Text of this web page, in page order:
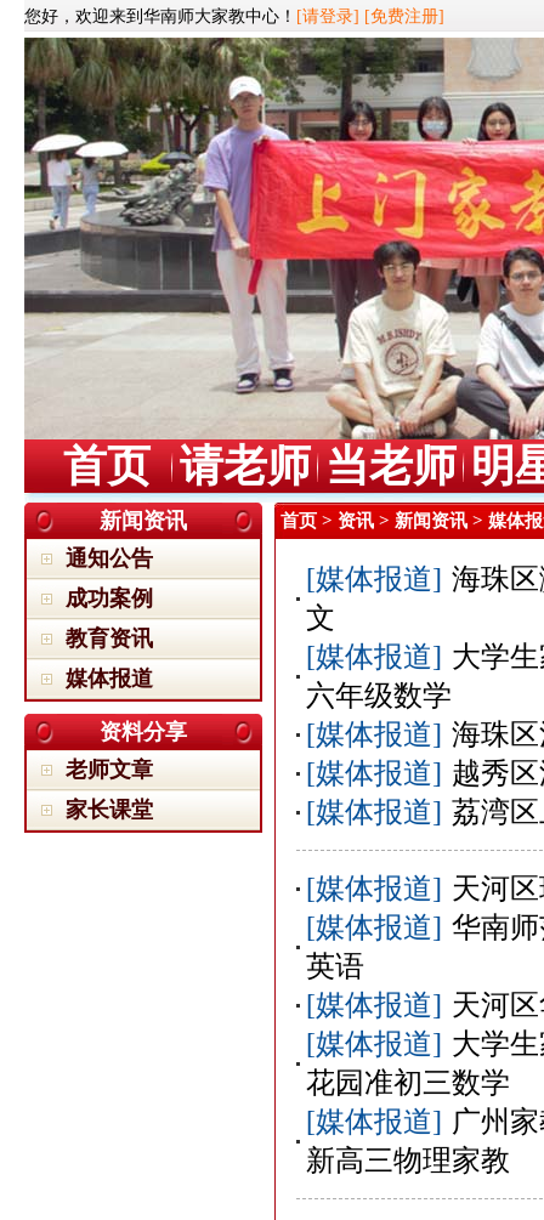
您好，欢迎来到华南师大家教中心！ [请登录] [免费注册]
首页 请老师 当老师 明
新闻资讯
通知公告
成功案例
教育资讯
媒体报道
资料分享
老师文章
家长课堂
首页 > 资讯 > 新闻资讯 > 媒体
[媒体报道] 海珠
文
[媒体报道] 大学
六年级数学
[媒体报道] 海珠
[媒体报道] 越秀
[媒体报道] 荔湾
[媒体报道] 天河
[媒体报道] 华南
英语
[媒体报道] 天河
[媒体报道] 大学
花园准初三数学
[媒体报道] 广州
新高三物理家教